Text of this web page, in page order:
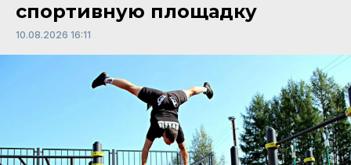
спортивную площадку
10.08.2026 16:11